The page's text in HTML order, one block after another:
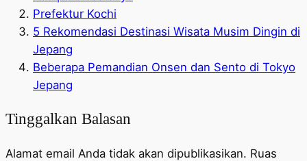
Prefektur Kochi
5 Rekomendasi Destinasi Wisata Musim Dingin di
Jepang
Beberapa Pemandian Onsen dan Sento di Tokyo
Jepang
Tinggalkan Balasan
Alamat email Anda tidak akan dipublikasikan. Ruas